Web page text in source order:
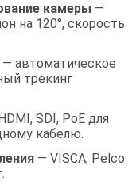
камеры —
на 120°, скорость
— автоматическое
трекинг
SDI, PoE для
кабелю.
— VISCA, Pelco